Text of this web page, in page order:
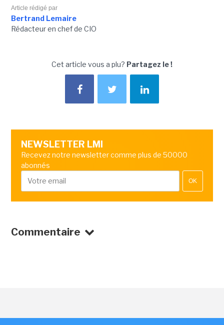
Article rédigé par
Bertrand Lemaire
Rédacteur en chef de CIO
Cet article vous a plu? Partagez le !
NEWSLETTER LMI
Recevez notre newsletter comme plus de 50000
abonnés
OK
Commentaire